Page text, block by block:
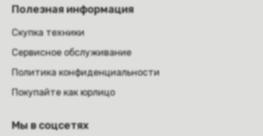
Полезная информация
Скупка техники
Сервисное обслуживание
Политика конфиденциальности
Покупайте как юрлицо
Мы в соцсетях